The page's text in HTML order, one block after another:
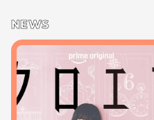
NEWS